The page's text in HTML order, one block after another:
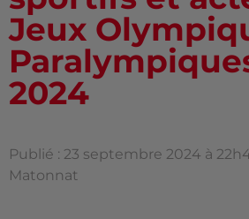
Jeux
2024
Publié : 23 septembre 2024 à
Matonnat